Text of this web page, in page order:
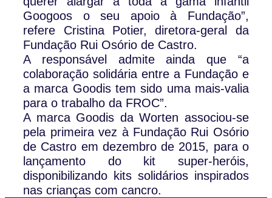
Googoos o seu apoio à Fundação”,
refere Cristina Potier, diretora-geral da
Fundação Rui Osório de Castro.
A responsável admite ainda que “a
colaboração solidária entre a Fundação e
a marca Goodis tem sido uma mais-valia
para o trabalho da FROC”.
A marca Goodis da Worten associou-se
pela primeira vez à Fundação Rui Osório
de Castro em dezembro de 2015, para o
lançamento do kit super-heróis,
disponibilizando kits solidários inspirados
nas crianças com cancro.